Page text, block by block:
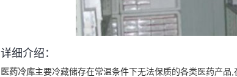
详细介绍：
医药冷库主要冷藏储存在常温条件下无法保质的各类医药产